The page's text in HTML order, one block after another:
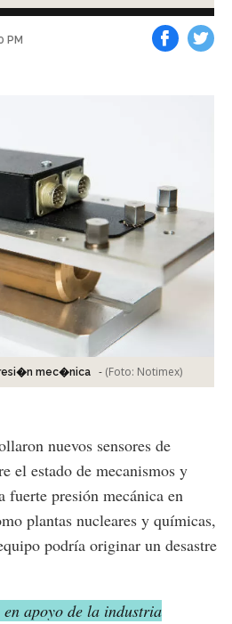
PM
mec�nica - (Foto: Notimex)
nuevos sensores de
el estado de mecanismos y
fuerte presión mecánica en
plantas nucleares y químicas,
podría originar un desastre
apoyo de la industria